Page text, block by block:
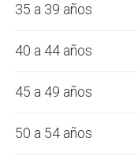
35 a 39 años
40 a 44 años
45 a 49 años
50 a 54 años